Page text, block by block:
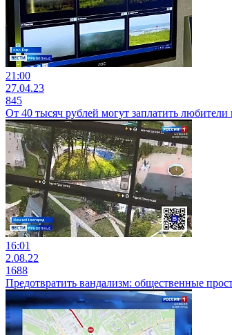
21:00
27.04.23
845
От 40 тысяч рублей могут заплатить любители
16:01
2.08.22
1688
Предотвратить вандализм: общественные